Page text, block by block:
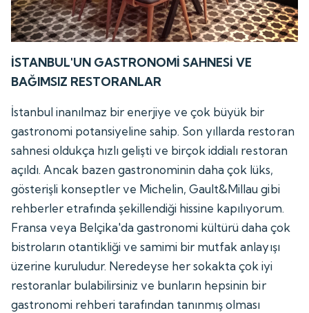
İSTANBUL'UN GASTRONOMİ SAHNESİ VE
BAĞIMSIZ RESTORANLAR
İstanbul inanılmaz bir enerjiye ve çok büyük bir
gastronomi potansiyeline sahip. Son yıllarda restoran
sahnesi oldukça hızlı gelişti ve birçok iddialı restoran
açıldı. Ancak bazen gastronominin daha çok lüks,
gösterişli konseptler ve Michelin, Gault&Millau gibi
rehberler etrafında şekillendiği hissine kapılıyorum.
Fransa veya Belçika'da gastronomi kültürü daha çok
bistroların otantikliği ve samimi bir mutfak anlayışı
üzerine kuruludur. Neredeyse her sokakta çok iyi
restoranlar bulabilirsiniz ve bunların hepsinin bir
gastronomi rehberi tarafından tanınmış olması